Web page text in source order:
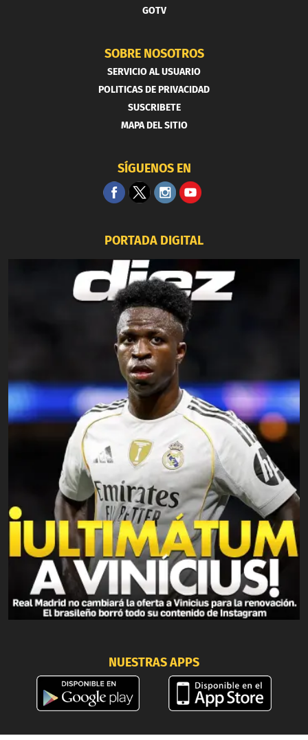
GOTV
SOBRE NOSOTROS
SERVICIO AL USUARIO
POLITICAS DE PRIVACIDAD
SUSCRIBETE
MAPA DEL SITIO
SÍGUENOS EN
PORTADA DIGITAL
NUESTRAS APPS